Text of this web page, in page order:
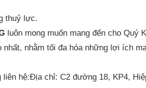
thuỷ lực.
luôn mong muốn mang đến cho Quý
nhằm tối đa hóa những lợi ích
hệ:Địa chỉ: C2 đường 18, KP4,